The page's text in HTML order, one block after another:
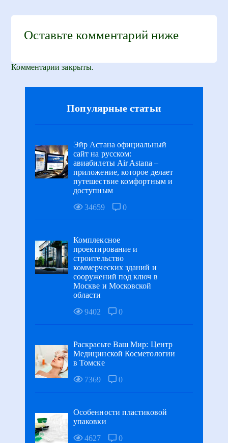
Оставьте комментарий ниже
Комментарии закрыты.
Популярные статьи
Эйр Астана официальный
сайт на русском:
авиабилеты Air Astana –
приложение, которое делает
путешествие комфортным и
доступным
34659
0
Комплексное
проектирование и
строительство
коммерческих зданий и
сооружений под ключ в
Москве и Московской
области
9402
0
Раскрасьте Ваш Мир: Центр
Медицинской Косметологии
в Томске
7369
0
Особенности пластиковой
упаковки
4627
0